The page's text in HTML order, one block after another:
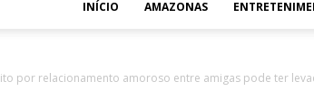
INÍCIO AMAZONAS
por relacionamento amoroso entre amigas pode ter